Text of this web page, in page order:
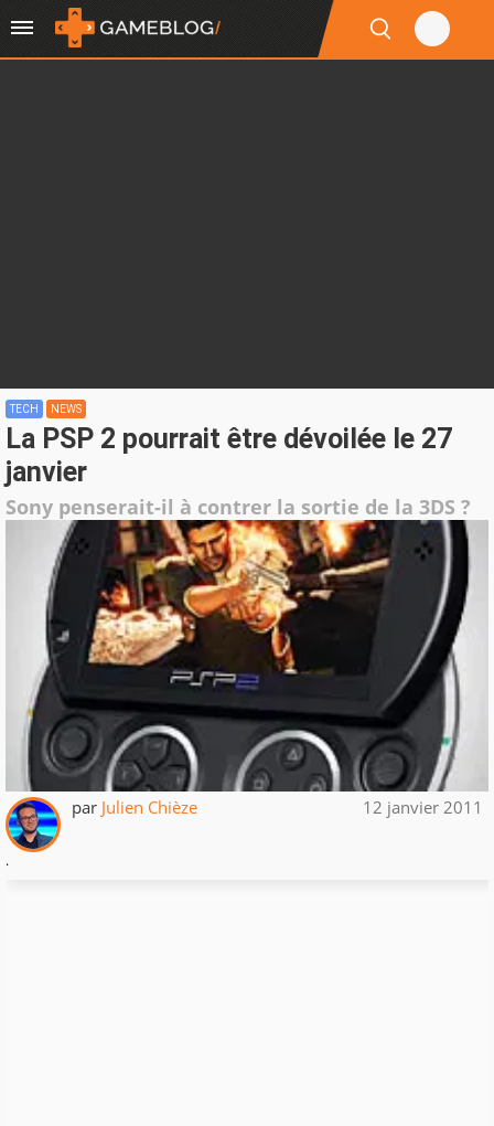
TECH NEWS
La PSP 2 pourrait être dévoilée le 27
janvier
Sony penserait-il à contrer la sortie de la 3DS ?
par Julien Chièze 12 janvier 2011
.